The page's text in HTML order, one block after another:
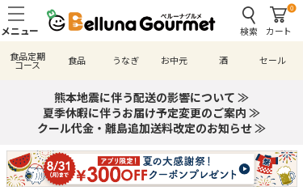
検索
0
カート
食品定期
コース 食品 うなぎ お中元 酒 セール
熊本地震に伴う配送の影響について ≫
夏季休暇に伴うお届け予定変更のご案内 ≫
クール代金・離島追加送料改定のお知らせ ≫